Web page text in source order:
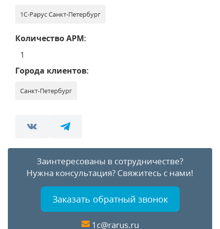
1С-Рарус Санкт-Петербург
Количество АРМ:
1
Города клиентов:
Санкт-Петербург
Заинтересованы в сотрудничестве?
Нужна консультация? Свяжитесь с нами!
Заказать обратный звонок
1c@rarus.ru